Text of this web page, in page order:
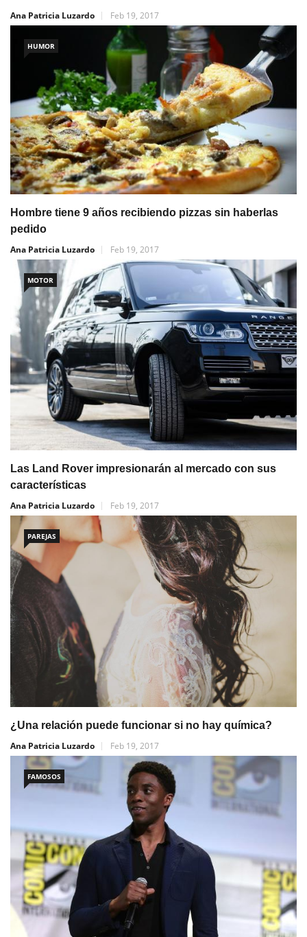
Ana Patricia Luzardo
Feb 19, 2017
HUMOR
Hombre tiene 9 años recibiendo pizzas sin haberlas
pedido
Ana Patricia Luzardo
Feb 19, 2017
MOTOR
Las Land Rover impresionarán al mercado con sus
características
Ana Patricia Luzardo
Feb 19, 2017
PAREJAS
¿Una relación puede funcionar si no hay química?
Ana Patricia Luzardo
Feb 19, 2017
FAMOSOS